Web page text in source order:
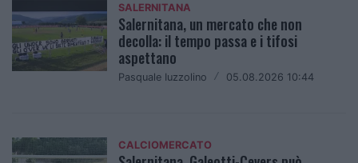
SALERNITANA
Salernitana, un mercato che non
decolla: il tempo passa e i tifosi
aspettano
Pasquale Iuzzolino / 05.08.2026 10:44
CALCIOMERCATO